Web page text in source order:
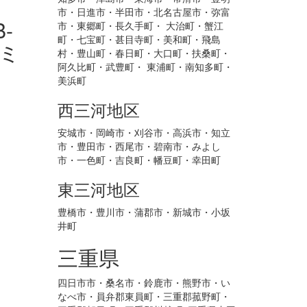
市・日進市・半田市・北名古屋市・弥富
市・東郷町・長久手町・ 大治町・蟹江
町・七宝町・甚目寺町・美和町・飛島
村・豊山町・春日町・大口町・扶桑町・
阿久比町・武豊町・ 東浦町・南知多町・
美浜町
西三河地区
安城市・岡崎市・刈谷市・高浜市・知立
市・豊田市・西尾市・碧南市・みよし
市・一色町・吉良町・幡豆町・幸田町
東三河地区
豊橋市・豊川市・蒲郡市・新城市・小坂
井町
三重県
四日市市・桑名市・鈴鹿市・熊野市・い
なべ市・員弁郡東員町・三重郡菰野町・